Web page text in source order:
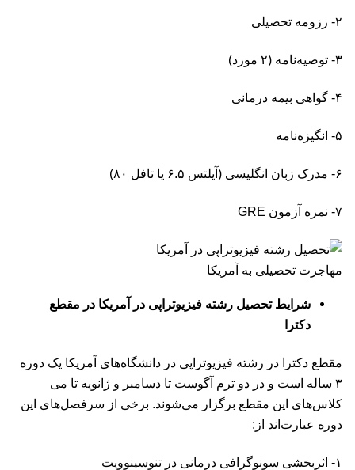
۲- رزومه تحصیلی
۳- توصیه‌نامه (۲ مورد)
۴- گواهی بیمه درمانی
۵- انگیزه‌نامه
۶- مدرک زبان انگلیسی (آیلتس ۶.۵ یا تافل ۸۰)
۷- نمره آزمون GRE
مهاجرت تحصیلی به آمریکا
شرایط تحصیل رشته فیزیوتراپی در آمریکا در مقطع
دکترا
مقطع دکترا در رشته فیزیوتراپی در دانشگاه‌های آمریکا یک دوره
۳ ساله است و در دو ترم آگوست تا دسامبر و ژانویه تا می
کلا‌س‌های این مقطع برگزار می‌شوند. برخی از سرفصل‌های این
دوره عبارت‌اند از:‌
۱- اثربخشی سونوگرافی درمانی در تنوسینوویت